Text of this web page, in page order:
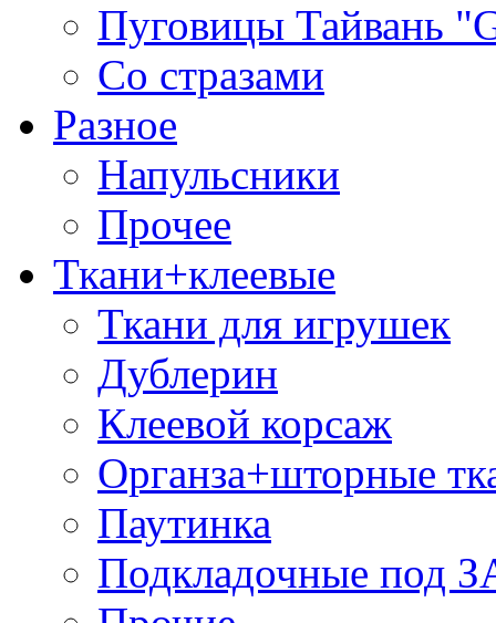
Пуговицы Тайвань
Со стразами
Разное
Напульсники
Прочее
Ткани+клеевые
Ткани для игрушек
Дублерин
Клеевой корсаж
Органза+шторные
Паутинка
Подкладочные под